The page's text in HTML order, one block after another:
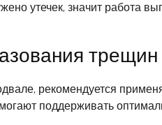
утечек, значит работа
трещин
рекомендуется
поддерживать